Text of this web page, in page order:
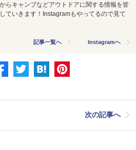
らキャンプなどアウトドアに関する情報を皆
ていきます！Instagramもやってるので見て
記事一覧へ Instagramへ
次の記事へ